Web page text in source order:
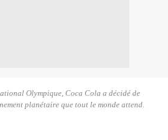
Olympique, Coca Cola a décidé de
planétaire que tout le monde attend.